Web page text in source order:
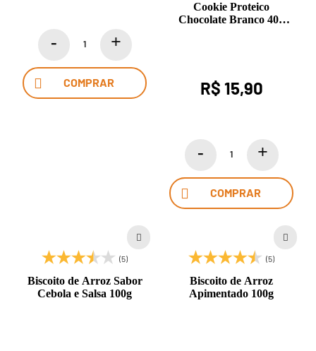
COMPRAR
Cookie Proteico
Chocolate Branco 40g
R$ 15,90
COMPRAR
(5)
Biscoito de Arroz Sabor
Cebola e Salsa 100g
(5)
Biscoito de Arroz
Apimentado 100g